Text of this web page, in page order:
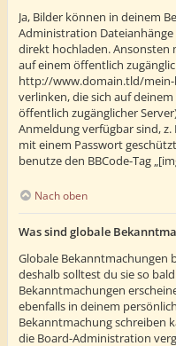
Ja, Bilder können in deinem
Administration
direkt hochladen. Ansonsten
auf einem öffentlich
http://www.domain.tld/mein-
verlinken, die sich auf
öffentlich zugänglicher
Anmeldung verfügbar sind,
mit einem Passwort
benutze den BBCode-Tag
Nach oben
Was sind globale
Globale
deshalb solltest du sie so
Bekanntmachungen
ebenfalls in deinem
Bekanntmachung schreiben
die Board-Administration